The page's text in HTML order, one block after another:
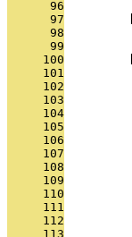
      96
      97
      98
      99
     100
     101
     102
     103
     104
     105
     106
     107
     108
     109
     110
     111
     112
     113